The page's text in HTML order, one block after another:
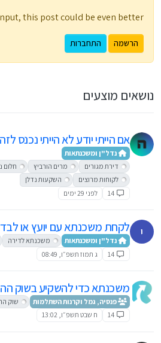
this post could be even better 💗
הרשמה התחברות
נושאים מוצעים
אם הייתי יודע לא הייתי נכנס
נדל"ן ומשכנתאות
דירת מגורים
מרים הורביץ חלום
לקוחות מרוצים
השקעות נדלן
14
לפני 29 ימים
י לקחת משכנתא עם יועץ או
נדל"ן ומשכנתאות משכנתא לדירה
14
ג תמוז תשפ״ו, 08:49
משכנתא כדי להשקיע בשוק
פנסיה, גמל וקרנות השתלמות שוק
14
ח שבט תשפ״ו, 13:02